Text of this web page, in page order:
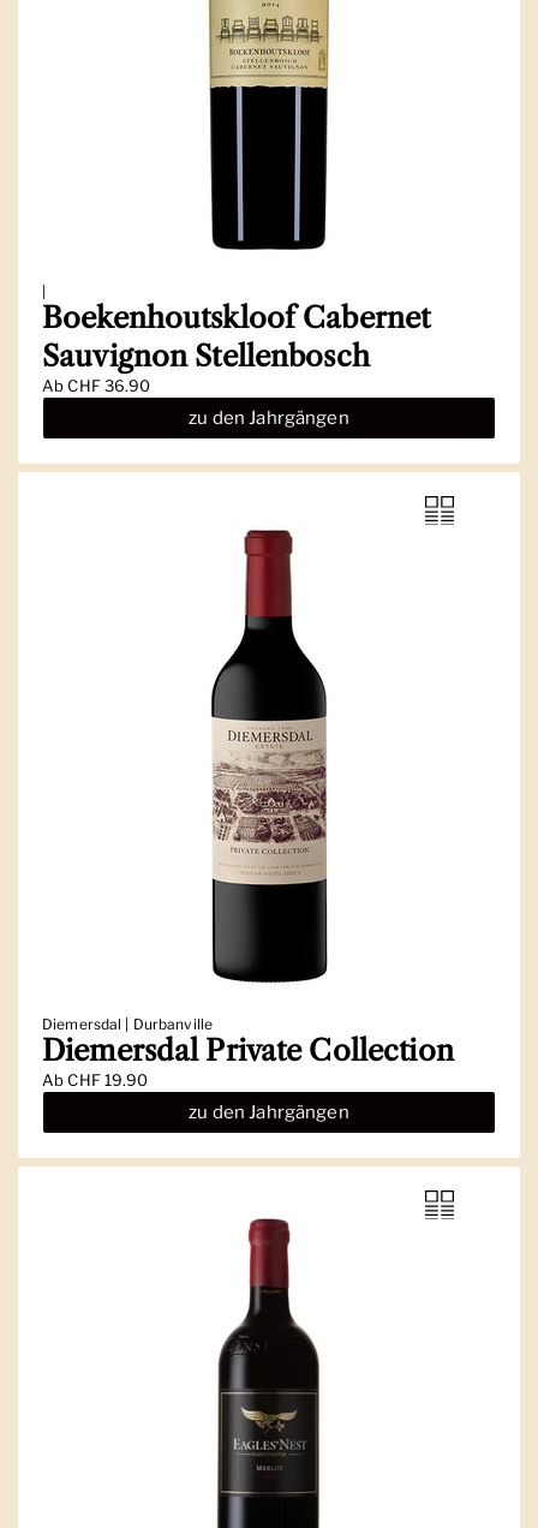
|
Boekenhoutskloof Cabernet
Sauvignon Stellenbosch
AbCHF 36.90
zu den Jahrgängen
Diemersdal | Durbanville
Diemersdal Private Collection
AbCHF 19.90
zu den Jahrgängen